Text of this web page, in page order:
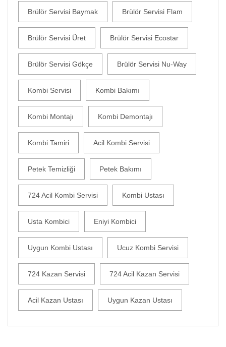
Brülör Servisi Baymak Brülör Servisi Flam
Brülör Servisi Üret Brülör Servisi Ecostar
Brülör Servisi Gökçe Brülör Servisi Nu-Way
Kombi Servisi Kombi Bakımı
Kombi Montajı Kombi Demontajı
Kombi Tamiri Acil Kombi Servisi
Petek Temizliği Petek Bakımı
724 Acil Kombi Servisi Kombi Ustası
Usta Kombici Eniyi Kombici
Uygun Kombi Ustası Ucuz Kombi Servisi
724 Kazan Servisi 724 Acil Kazan Servisi
Acil Kazan Ustası Uygun Kazan Ustası